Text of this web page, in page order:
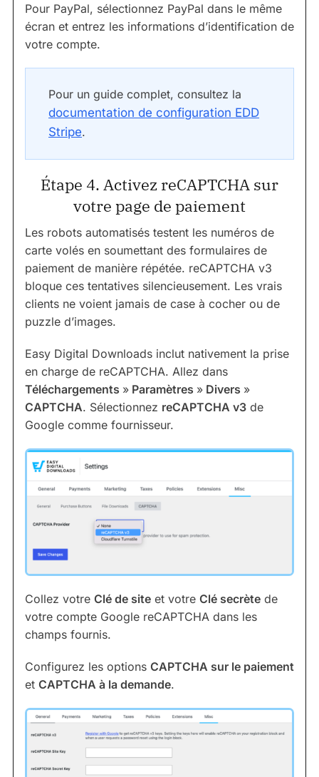
Pour PayPal, sélectionnez PayPal dans le même
écran et entrez les informations d’identification de
votre compte.
Pour un guide complet, consultez la
documentation de configuration EDD
Stripe.
Étape 4. Activez reCAPTCHA sur
votre page de paiement
Les robots automatisés testent les numéros de
carte volés en soumettant des formulaires de
paiement de manière répétée. reCAPTCHA v3
bloque ces tentatives silencieusement. Les vrais
clients ne voient jamais de case à cocher ou de
puzzle d’images.
Easy Digital Downloads inclut nativement la prise
en charge de reCAPTCHA. Allez dans
Téléchargements » Paramètres » Divers »
CAPTCHA. Sélectionnez reCAPTCHA v3 de
Google comme fournisseur.
Collez votre Clé de site et votre Clé secrète de
votre compte Google reCAPTCHA dans les
champs fournis.
Configurez les options CAPTCHA sur le paiement
et CAPTCHA à la demande.